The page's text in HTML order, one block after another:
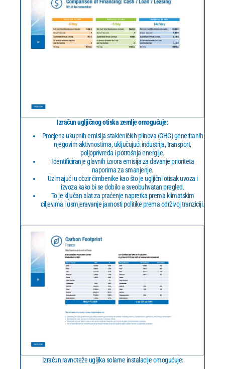
Izračun ugljičnog otiska zemlje omogućuje:
Procjena ukupnih emisija stakleničkih plinova (GHG) generiranih
njegovim aktivnostima, uključujući industrija, transport,
poljoprivreda i potrošnja energije.
Identificiranje glavnih izvora emisija za davanje prioriteta
naporima za smanjenje.
Uzimajući u obzir čimbenike kao što je ugljični otisak uvoza i
izvoza kako bi se dobilo a sveobuhvatan pregled.
To je ključan alat za praćenje napretka prema klimatskim
ciljevima i usmjeravanje javnosti politike prema održivoj tranziciji.
Izračun ravnoteže ugljika solarne instalacije omogućuje: